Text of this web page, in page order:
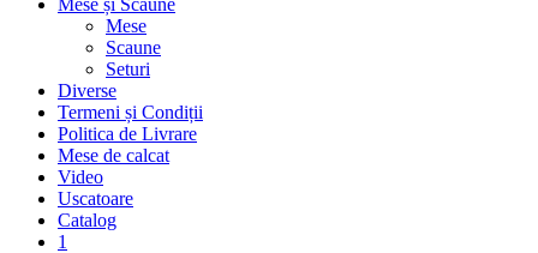
Mese și Scaune
Mese
Scaune
Seturi
Diverse
Termeni și Condiții
Politica de Livrare
Mese de calcat
Video
Uscatoare
Catalog
1